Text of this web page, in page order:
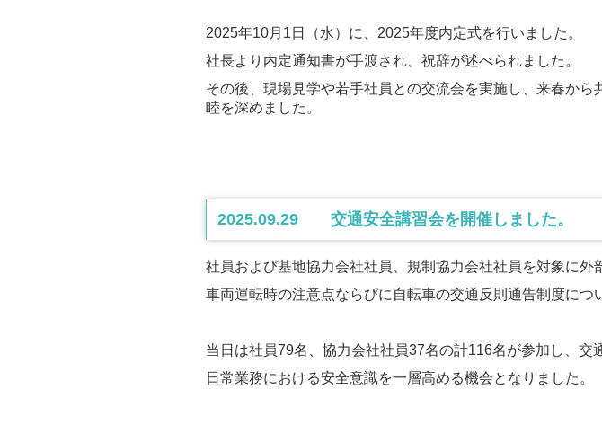
2025年10月1日（水）に、2025年度内定式を行いました。
社長より内定通知書が手渡され、祝辞が述べられました。
その後、現場見学や若手社員との交流会を実施し、来春から
睦を深めました。
2025.09.29 交通安全講習会を開催しました。
社員および基地協力会社社員、規制協力会社社員を対象に外
車両運転時の注意点ならびに自転車の交通反則通告制度につ
当日は社員79名、協力会社社員37名の計116名が参加し、交
日常業務における安全意識を一層高める機会となりました。